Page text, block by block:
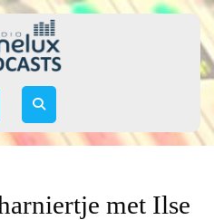
Open
met Ilse